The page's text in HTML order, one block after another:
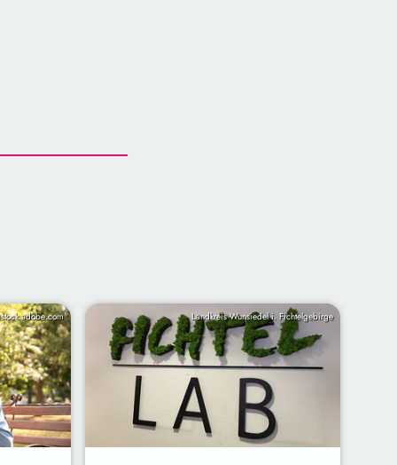
Landkreis Wunsiedel i. Fichtelgebirge